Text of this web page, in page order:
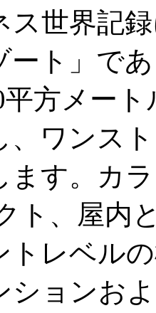
ス世界記
ート」で
平方メー
、ワンス
ます。カ
ト、屋内
トレベル
ションお